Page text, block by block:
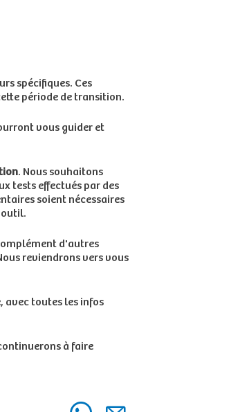
spécifiques. Ces
période de transition.
vous guider et
. Nous souhaitons
tests effectués par des
soient nécessaires
outil.
d'autres
reviendrons vers vous
avec toutes les infos
à faire